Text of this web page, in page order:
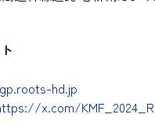
hd.jp
x.com/